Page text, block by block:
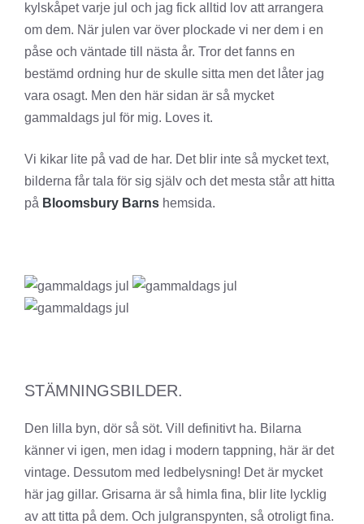
kylskåpet varje jul och jag fick alltid lov att arrangera
om dem. När julen var över plockade vi ner dem i en
påse och väntade till nästa år. Tror det fanns en
bestämd ordning hur de skulle sitta men det låter jag
vara osagt. Men den här sidan är så mycket
gammaldags jul för mig. Loves it.
Vi kikar lite på vad de har. Det blir inte så mycket text,
bilderna får tala för sig själv och det mesta står att hitta
på Bloomsbury Barns hemsida.
STÄMNINGSBILDER.
Den lilla byn, dör så söt. Vill definitivt ha. Bilarna
känner vi igen, men idag i modern tappning, här är det
vintage. Dessutom med ledbelysning! Det är mycket
här jag gillar. Grisarna är så himla fina, blir lite lycklig
av att titta på dem. Och julgranspynten, så otroligt fina.